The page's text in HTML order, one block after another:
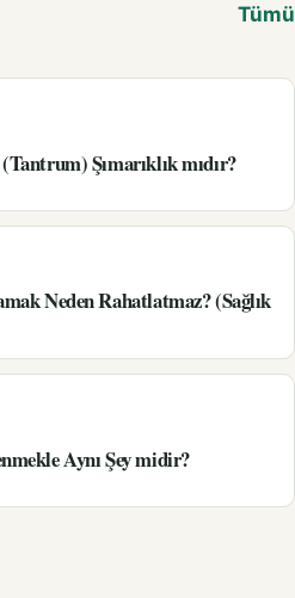
Tümü
Şımarıklık mıdır?
Neden Rahatlatmaz? (Sağlık
Aynı Şey midir?